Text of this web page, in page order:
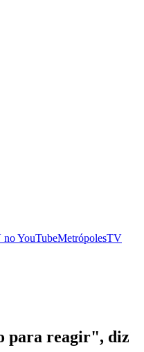
noYouTubeMetrópolesTV
para reagir", diz